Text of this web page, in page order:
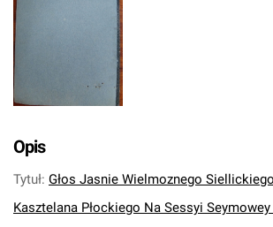
Opis
Tytuł: Głos Jasnie Wielmoznego Siellickiego
Kasztelana Płockiego Na Sessyi Seymowey